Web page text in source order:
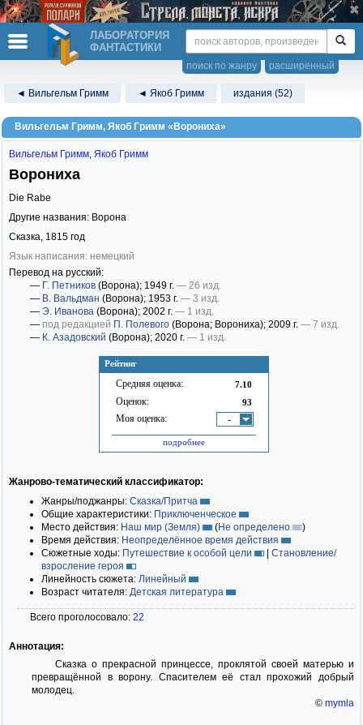
ЛАБОРАТОРИЯ
ФАНТАСТИКИ
расширенный
поиск по жанру
◄ Вильгельм Гримм ◄ Якоб Гримм издания (52)
Вильгельм Гримм, Якоб Гримм «Ворониха»
Рейтинг
Средняя оценка: 7.10
Оценок: 93
Моя оценка: -
подробнее
Вильгельм Гримм, Якоб Гримм
Ворониха
Die Rabe
Другие названия: Ворона
Сказка, 1815 год
Язык написания: немецкий
Перевод на русский:
— Г. Петников (Ворона); 1949 г. — 26 изд.
— В. Вальдман (Ворона); 1953 г. — 3 изд.
— Э. Иванова (Ворона); 2002 г. — 1 изд.
— под редакцией П. Полевого (Ворона; Ворониха); 2009 г. — 7 изд.
— К. Азадовский (Ворона); 2020 г. — 1 изд.
Жанрово-тематический классификатор:
Жанры/поджанры: Сказка/Притча
Общие характеристики: Приключенческое
Место действия: Наш мир (Земля) (Не определено
)
Время действия: Неопределённое время действия
Сюжетные ходы: Путешествие к особой цели | Становление/
взросление героя
Линейность сюжета: Линейный
Возраст читателя: Детская литература
Всего проголосовало: 22
Аннотация:
Сказка о прекрасной принцессе, проклятой своей матерью и
превращённой в ворону. Спасителем её стал прохожий добрый
молодец.
© mymla